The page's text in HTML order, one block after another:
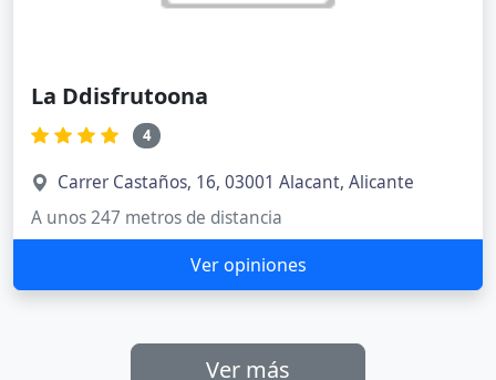
La Ddisfrutoona
4
Carrer Castaños, 16, 03001 Alacant, Alicante
A unos 247 metros de distancia
Ver opiniones
Ver más